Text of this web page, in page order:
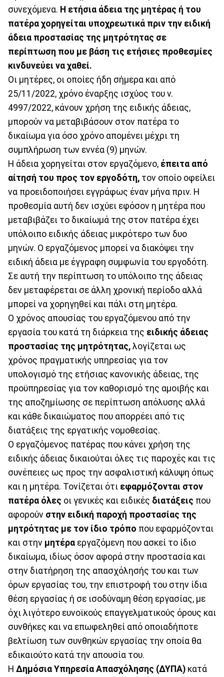
συνεχόμενα. Η ετήσια άδεια της μητέρας ή του
πατέρα χορηγείται υποχρεωτικά πριν την ειδική
άδεια προστασίας της μητρότητας σε
περίπτωση που με βάση τις ετήσιες προθεσμίες
κινδυνεύει να χαθεί.
Οι μητέρες, οι οποίες ήδη σήμερα και από
25/11/2022, χρόνο έναρξης ισχύος του ν.
4997/2022, κάνουν χρήση της ειδικής άδειας,
μπορούν να μεταβιβάσουν στον πατέρα το
δικαίωμα για όσο χρόνο απομένει μέχρι τη
συμπλήρωση των εννέα (9) μηνών.
Η άδεια χορηγείται στον εργαζόμενο, έπειτα από
αίτησή του προς τον εργοδότη, τον οποίο οφείλει
να προειδοποιήσει εγγράφως έναν μήνα πριν. Η
προθεσμία αυτή δεν ισχύει εφόσον η μητέρα που
μεταβιβάζει το δικαίωμά της στον πατέρα έχει
υπόλοιπο ειδικής άδειας μικρότερο των δυο
μηνών. Ο εργαζόμενος μπορεί να διακόψει την
ειδική άδεια με έγγραφη συμφωνία του εργοδότη.
Σε αυτή την περίπτωση το υπόλοιπο της άδειας
δεν μεταφέρεται σε άλλη χρονική περίοδο αλλά
μπορεί να χορηγηθεί και πάλι στη μητέρα.
Ο χρόνος απουσίας του εργαζόμενου από την
εργασία του κατά τη διάρκεια της ειδικής άδειας
προστασίας της μητρότητας, λογίζεται ως
χρόνος πραγματικής υπηρεσίας για τον
υπολογισμό της ετήσιας κανονικής άδειας, της
προϋπηρεσίας για τον καθορισμό της αμοιβής και
της αποζημίωσης σε περίπτωση απόλυσης αλλά
και κάθε δικαιώματος που απορρέει από τις
διατάξεις της εργατικής νομοθεσίας.
Ο εργαζόμενος πατέρας που κάνει χρήση της
ειδικής άδειας δικαιούται όλες τις παροχές και τις
συνέπειες ως προς την ασφαλιστική κάλυψη όπως
και η μητέρα. Τονίζεται ότι εφαρμόζονται στον
πατέρα όλες οι γενικές και ειδικές διατάξεις που
αφορούν στην ειδική παροχή προστασίας της
μητρότητας με τον ίδιο τρόπο που εφαρμόζονται
και στην μητέρα εργαζόμενη που ασκεί το ίδιο
δικαίωμα, ιδίως όσον αφορά στην προστασία και
στην διατήρηση της απασχόλησής του και των
όρων εργασίας του, την επιστροφή του στην ίδια
θέση εργασίας ή σε ισοδύναμη θέση εργασίας, με
όχι λιγότερο ευνοϊκούς επαγγελματικούς όρους και
συνθήκες και να επωφεληθεί από οποιαδήποτε
βελτίωση των συνθηκών εργασίας την οποία θα
εδικαιούτο κατά την απουσία του.
Η Δημόσια Υπηρεσία Απασχόλησης (ΔΥΠΑ) κατά